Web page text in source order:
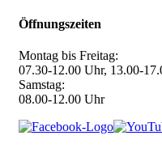
Öffnungszeiten
Montag bis Freitag:
07.30-12.00 Uhr, 13.00-
Samstag:
08.00-12.00 Uhr